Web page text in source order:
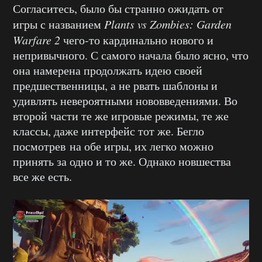
Согласитесь, было бы странно ожидать от
игры с названием Plants vs Zombies: Garden
Warfare 2 чего-то кардинально нового и
непривычного. С самого начала было ясно, что
она намерена продолжать идею своей
предшественницы, а не рвать шаблоны и
удивлять невероятными нововведениями. Во
второй части те же игровые режимы, те же
классы, даже интерфейс тот же. Бегло
посмотрев на обе игры, их легко можно
принять за одно и то же. Однако новшества
все же есть.